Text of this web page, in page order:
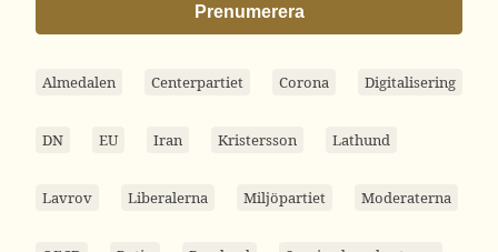
Prenumerera
Almedalen Centerpartiet Corona Digitalisering
DN EU Iran Kristersson Lathund
Lavrov Liberalerna Miljöpartiet Moderaterna